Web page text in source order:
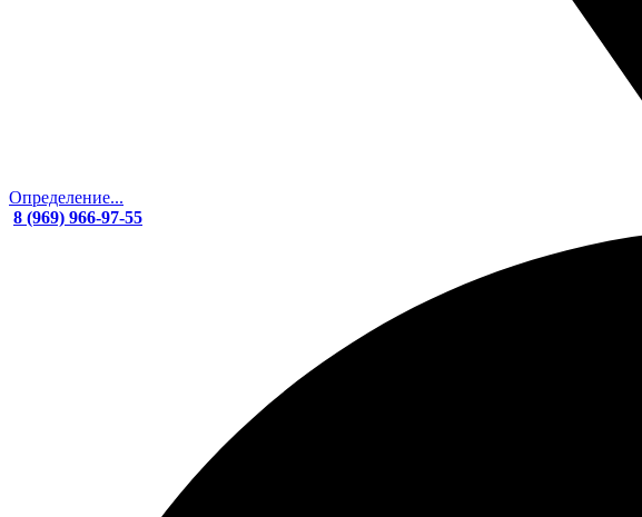
Определение...
8 (969) 966-97-55